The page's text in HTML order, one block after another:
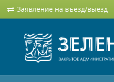
Заявление на въезд/выезд